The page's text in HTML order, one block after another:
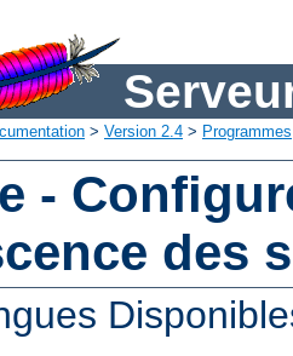
> Version 2.4 > Programmes
-
des